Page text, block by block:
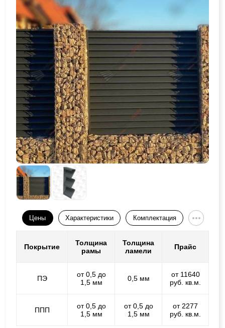
Цены Характеристики Комплектация
Покрытие
Толщина
рамы
Толщина
ламели
Прайс
ПЭ
от 0,5 до
1,5 мм
0,5 мм
от 11640
руб. кв.м.
ППП
от 0,5 до
1,5 мм
от 0,5 до
1,5 мм
от 2277
руб. кв.м.